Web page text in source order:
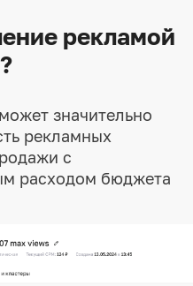
рекламой
значительно
рекламных
с
расходом бюджета